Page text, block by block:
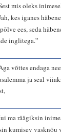
mis oleks
kes iganes
ees, seda
inglitega.”
võttes endaga
ja seal
ma räägiksin
kumisev vasknõu